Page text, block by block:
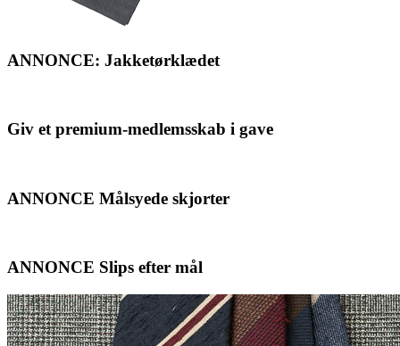
ANNONCE: Jakketørklædet
Giv et premium-medlemsskab i gave
ANNONCE Målsyede skjorter
ANNONCE Slips efter mål